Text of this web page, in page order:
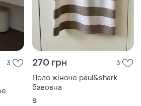
3 270 грн 3
Поло жіноче paul&shark
бавовна
S